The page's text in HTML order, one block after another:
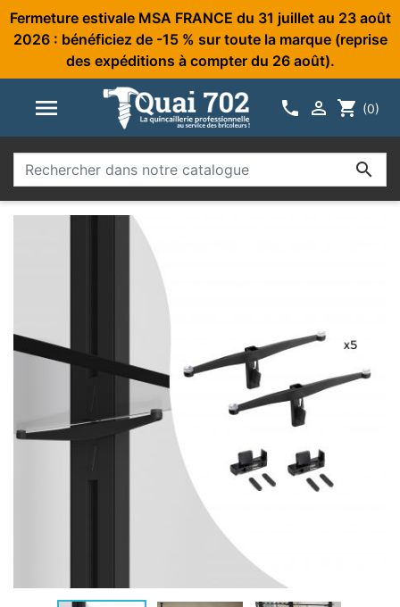
Fermeture estivale MSA FRANCE du 31 juillet au 23 août
2026 : bénéficiez de -15 % sur toute la marque (reprise
des expéditions à compter du 26 août).
   shopping_cart (0)
